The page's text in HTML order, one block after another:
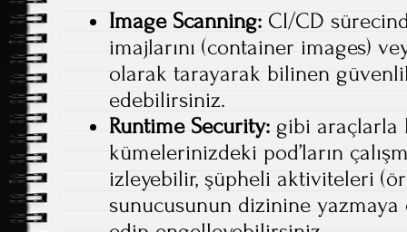
Image Scanning: CI/CD
imajlarını (container images)
olarak tarayarak bilinen
edebilirsiniz.
Runtime Security: gibi araçlarla
kümelerinizdeki pod’ların
izleyebilir, şüpheli aktiviteleri
sunucusunun dizinine yazmaya